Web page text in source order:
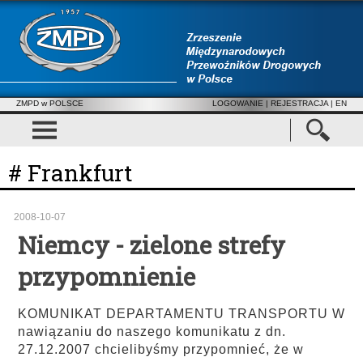
ZMPD w POLSCE LOGOWANIE | REJESTRACJA | EN
# Frankfurt
2008-10-07
Niemcy - zielone strefy
przypomnienie
KOMUNIKAT DEPARTAMENTU TRANSPORTU W
nawiązaniu do naszego komunikatu z dn.
27.12.2007 chcielibyśmy przypomnieć, że w